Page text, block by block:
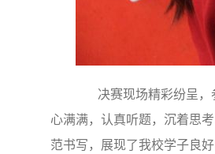
决赛现场精彩纷呈，
心满满，认真听题，沉着思
范书写，展现了我校学子良